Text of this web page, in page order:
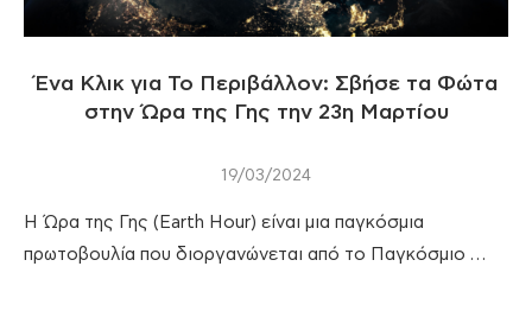
Ένα Κλικ για Το Περιβάλλον: Σβήσε τα Φώτα
στην Ώρα της Γης την 23η Μαρτίου
19/03/2024
Η Ώρα της Γης (Earth Hour) είναι μια παγκόσμια
πρωτοβουλία που διοργανώνεται από το Παγκόσμιο …